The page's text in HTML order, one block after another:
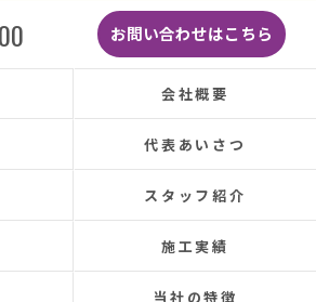
いただいたのでその後雨漏りも
先日はかなりのドシャ降りでし
一切ありませんでした。
にお願いしてよかったです、ま
じの良い方ばかりで安心して
。
てくださった皆さまのおかげ
を知ることができました。
て感謝いたします。
ありがとうございました。
お願いします！ (Translated by
お問い合わせはこちら
会社概要
代表あいさつ
スタッフ紹介
施工実績
当社の特徴